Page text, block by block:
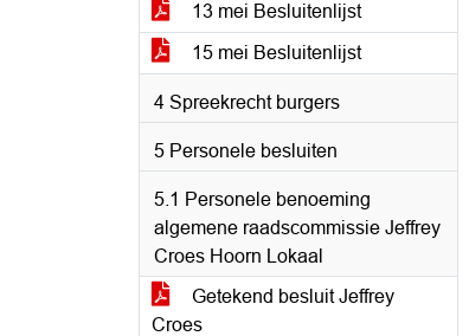
13 mei Besluitenlijst
15 mei Besluitenlijst
4 Spreekrecht burgers
5 Personele besluiten
5.1 Personele benoeming
algemene raadscommissie Jeffrey
Croes Hoorn Lokaal
Getekend besluit Jeffrey
Croes